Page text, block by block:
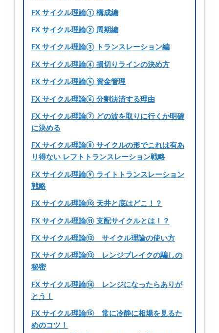
FX サイクル理論① 構成編
FX サイクル理論② 周期編
FX サイクル理論③ トランスレーション編
FX サイクル理論④ 損切りラインの決め方
FX サイクル理論⑤ 資金管理
FX サイクル理論⑥ 分割決済する理由
FX サイクル理論⑦ どの波を取りに行くか明確
に決める
FX サイクル理論⑧ サイクルの形でこれは有あ
り得ない レフトトランスレーション戦略
FX サイクル理論⑨ ライトトランスレーション
戦略
FX サイクル理論⑩ 天井と底はどこ！？
FX サイクル理論⑪ 支配サイクルとは！？
FX サイクル理論⑫ サイクル理論の使い方
FX サイクル理論⑬ レンジブレイクの騙しの
秘密
FX サイクル理論⑭ レンジになったらありが
とう！
FX サイクル理論⑮ 常に冷静に相場を見るた
めのコツ！